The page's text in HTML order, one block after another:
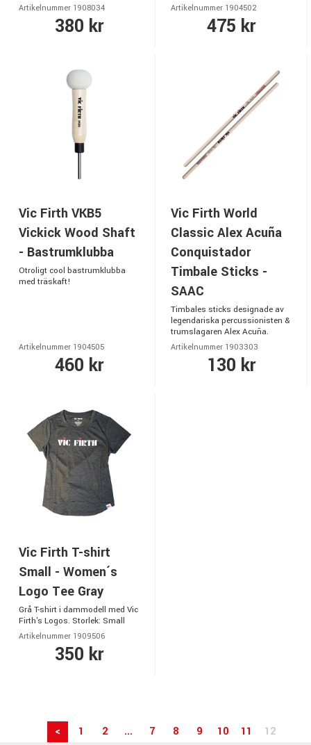
Artikelnummer 1908034
380 kr
Artikelnummer 1904502
475 kr
Vic Firth VKB5
Vickick Wood Shaft
- Bastrumklubba
Otroligt cool bastrumklubba
med träskaft!
Artikelnummer 1904505
460 kr
Vic Firth World
Classic Alex Acuña
Conquistador
Timbale Sticks -
SAAC
Timbales sticks designade av
legendariska percussionisten &
trumslagaren Alex Acuña.
Artikelnummer 1903303
130 kr
Vic Firth T-shirt
Small - Women´s
Logo Tee Gray
Grå T-shirt i dammodell med Vic
Firth's Logos. Storlek: Small
Artikelnummer 1909506
350 kr
< 1 2 ... 7 8 9 10 11 12